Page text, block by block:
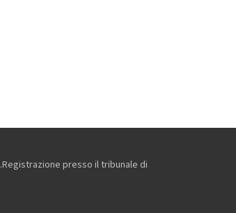
.Registrazione presso il tribunale di